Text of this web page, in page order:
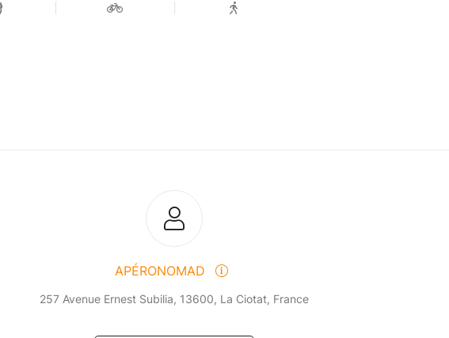
APÉRONOMAD
257 Avenue Ernest Subilia, 13600, La Ciotat, France